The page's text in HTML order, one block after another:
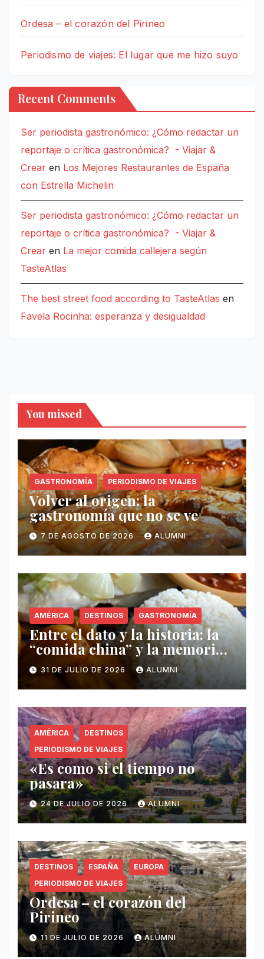
Ordesa – el corazón del Pirineo
Periodismo de viajes: El lugar que me hizo suyo
Recent Comments
Ser periodista gastronómico: ¿Cómo redactar un
reportaje o crítica gastronómica? - Viajar &
Crear en Los Mejores Restaurantes de España
con Estrella Michelin
Ser periodista gastronómico: ¿Cómo redactar un
reportaje o crítica gastronómica? - Viajar &
Crear en La mejor comida callejera según
TasteAtlas
The best street food according to TasteAtlas en
Favela Rocinha: esperanza y desigualdad
You missed
GASTRONOMÍA PERIODISMO DE VIAJES
Volver al origen: la
gastronomía que no se ve
7 DE AGOSTO DE 2026 ALUMNI
AMÉRICA DESTINOS GASTRONOMÍA
Entre el dato y la historia: la
“comida china” y la memoria
invisible en Puerto Rico
31 DE JULIO DE 2026 ALUMNI
AMÉRICA
DESTINOS
PERIODISMO DE VIAJES
«Es como si el tiempo no
pasara»
24 DE JULIO DE 2026 ALUMNI
DESTINOS ESPAÑA
EUROPA
PERIODISMO DE VIAJES
Ordesa – el corazón del
Pirineo
11 DE JULIO DE 2026 ALUMNI